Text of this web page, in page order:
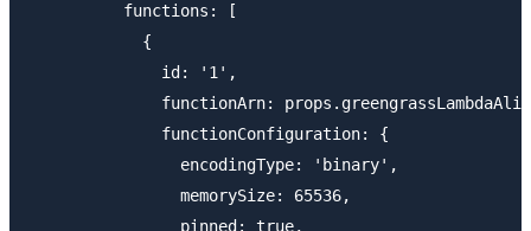
          functions: [
            {
              id: '1',
functionArn:
              functionConfiguration: {
                encodingType: 'binary',
                memorySize: 65536,
                pinned: true,